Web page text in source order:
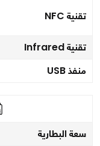
تقنية NFC
تقنية Infrared
منفذ USB
سعة البطارية